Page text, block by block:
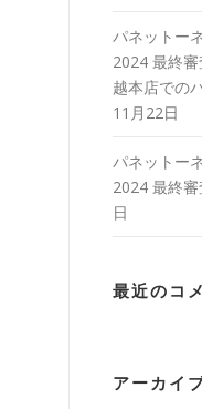
パネットー
2024 最終
越本店での
11月22日
パネットー
2024 最終
日
最近のコ
アーカイ